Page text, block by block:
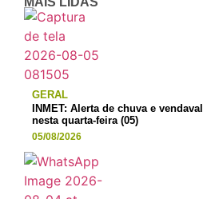
GERAL
INMET: Alerta de chuva e
nesta quarta-feira (05)
05/08/2026